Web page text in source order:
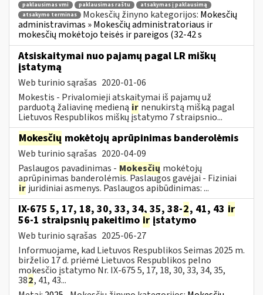
paklausimas vmi
paklausimas raštu
atsakymas į paklausimą
atsakymo terminas
Mokesčių žinyno kategorijos: Mokesčių
administravimas » Mokesčių administratoriaus ir
mokesčių mokėtojo teisės ir pareigos (32-42 s
Atsiskaitymai nuo pajamų pagal LR miškų
įstatymą
Web turinio sąrašas 2020-01-06
Mokestis - Privalomieji atskaitymai iš pajamų už
parduotą žaliavinę medieną ir nenukirstą mišką pagal
Lietuvos Respublikos miškų įstatymo 7 straipsnio...
Mokesčių mokėtojų aprūpinimas banderolėmis
Web turinio sąrašas 2020-04-09
Paslaugos pavadinimas - Mokesčių mokėtojų
aprūpinimas banderolėmis. Paslaugos gavėjai - Fiziniai
ir juridiniai asmenys. Paslaugos apibūdinimas: ...
IX-675 5, 17, 18, 30, 33, 34, 35, 38-2, 41, 43 ir
56-1 straipsnių pakeitimo ir įstatymo
Web turinio sąrašas 2025-06-27
Informuojame, kad Lietuvos Respublikos Seimas 2025 m.
birželio 17 d. priėmė Lietuvos Respublikos pelno
mokesčio įstatymo Nr. IX-675 5, 17, 18, 30, 33, 34, 35,
382, 41, 43...